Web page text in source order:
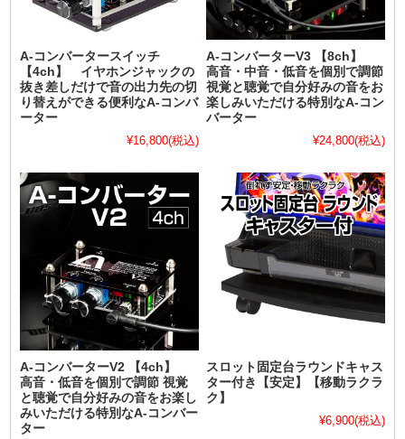
A-コンバータースイッチ
【4ch】 イヤホンジャックの
抜き差しだけで音の出力先の切
り替えができる便利なA-コンバ
ーター
¥16,800(税込)
A-コンバーターV3 【8ch】
高音・中音・低音を個別で調節
視覚と聴覚で自分好みの音をお
楽しみいただける特別なA-コン
バーター
¥24,800(税込)
A-コンバーターV2 【4ch】
高音・低音を個別で調節 視覚
と聴覚で自分好みの音をお楽し
みいただける特別なA-コンバー
ター
スロット固定台ラウンドキャス
ター付き【安定】【移動ラクラ
ク】
¥6,900(税込)